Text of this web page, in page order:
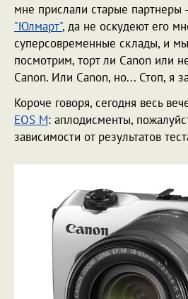
мне прислали старые партнеры
"Юлмарт", да не оскудеют его
суперсовременные склады, и
посмотрим, торт ли Canon или
Canon. Или Canon, но... Стоп, я
Короче говоря, сегодня весь
EOS M: аплодисменты,
зависимости от результатов